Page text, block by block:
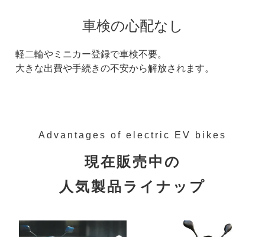
車検の心配なし
軽二輪やミニカー登録で車検不要。
大きな出費や手続きの不安から解放されます。
Advantages of electric EV bikes
現在販売中の
人気製品ライナップ